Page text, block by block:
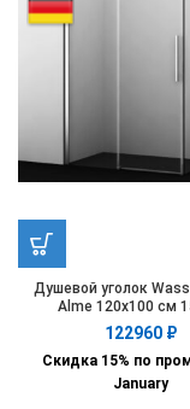
Душевой уголок
Alme 120х100 см
122960 ₽
Скидка 15% по
January